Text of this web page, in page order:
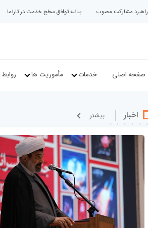
راهبرد مشارکت مصوب بیانیه توافق سطح خدمت در تارنما
صفحه اصلی خدمات مأموریت ها
اخبار بيشتر